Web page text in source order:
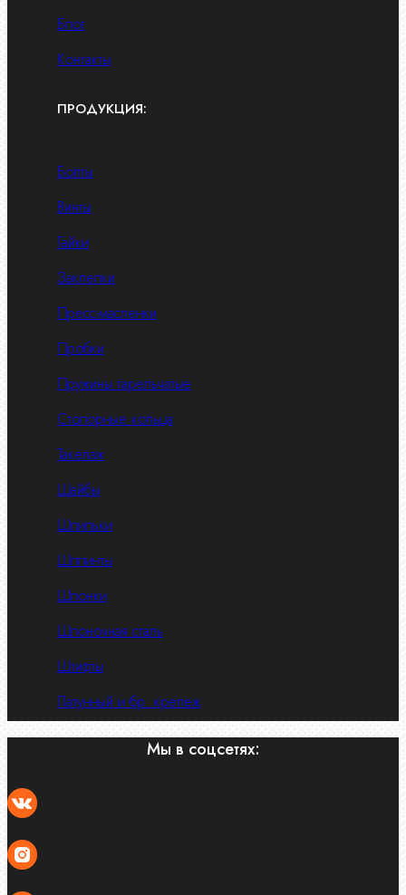
Блог
Контакты
ПРОДУКЦИЯ:
Болты
Винты
Гайки
Заклепки
Пресс-масленки
Пробки
Пружины тарельчатые
Стопорные кольца
Такелаж
Шайбы
Шпильки
Шплинты
Шпонки
Шпоночная сталь
Штифты
Латунный и бр. крепеж
Мы в соцсетях: